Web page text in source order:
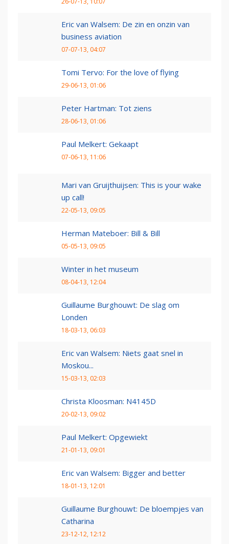
Eric van Walsem: De zin en onzin van
business aviation
07-07-13, 04:07
Tomi Tervo: For the love of flying
29-06-13, 01:06
Peter Hartman: Tot ziens
28-06-13, 01:06
Paul Melkert: Gekaapt
07-06-13, 11:06
Mari van Gruijthuijsen: This is your wake
up call!
22-05-13, 09:05
Herman Mateboer: Bill & Bill
05-05-13, 09:05
Winter in het museum
08-04-13, 12:04
Guillaume Burghouwt: De slag om
Londen
18-03-13, 06:03
Eric van Walsem: Niets gaat snel in
Moskou...
15-03-13, 02:03
Christa Kloosman: N4145D
20-02-13, 09:02
Paul Melkert: Opgewiekt
21-01-13, 09:01
Eric van Walsem: Bigger and better
18-01-13, 12:01
Guillaume Burghouwt: De bloempjes van
Catharina
23-12-12, 12:12